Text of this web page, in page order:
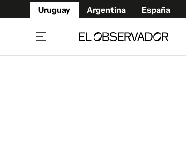
Uruguay Argentina España